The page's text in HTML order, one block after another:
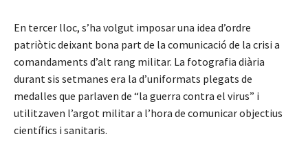
En tercer lloc, s’ha volgut imposar una idea d’ordre
patriòtic deixant bona part de la comunicació de la crisi a
comandaments d’alt rang militar. La fotografia diària
durant sis setmanes era la d’uniformats plegats de
medalles que parlaven de “la guerra contra el virus” i
utilitzaven l’argot militar a l’hora de comunicar objectius
científics i sanitaris.